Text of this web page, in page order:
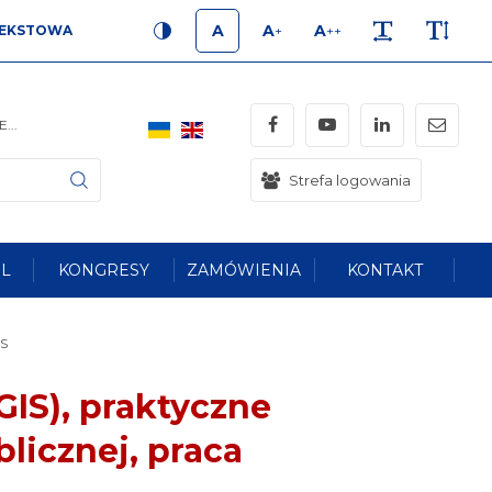
KONTRAST
A A+ A++
ROZMIAR 3 ODSTĘPY WYSOKOŚĆ
Szukaj
FacebookYouTubeLinkedIn
mail
Strefa logowania
KONGRESY ZAMÓWIENIA KONTAKT
praktyczne
praca